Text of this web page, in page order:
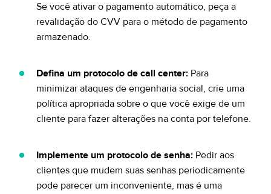
Se você ativar o pagamento automático, peça a
revalidação do CVV para o método de pagamento
armazenado.
Defina um protocolo de call center: Para
minimizar ataques de engenharia social, crie uma
política apropriada sobre o que você exige de um
cliente para fazer alterações na conta por telefone.
Implemente um protocolo de senha: Pedir aos
clientes que mudem suas senhas periodicamente
pode parecer um inconveniente, mas é uma